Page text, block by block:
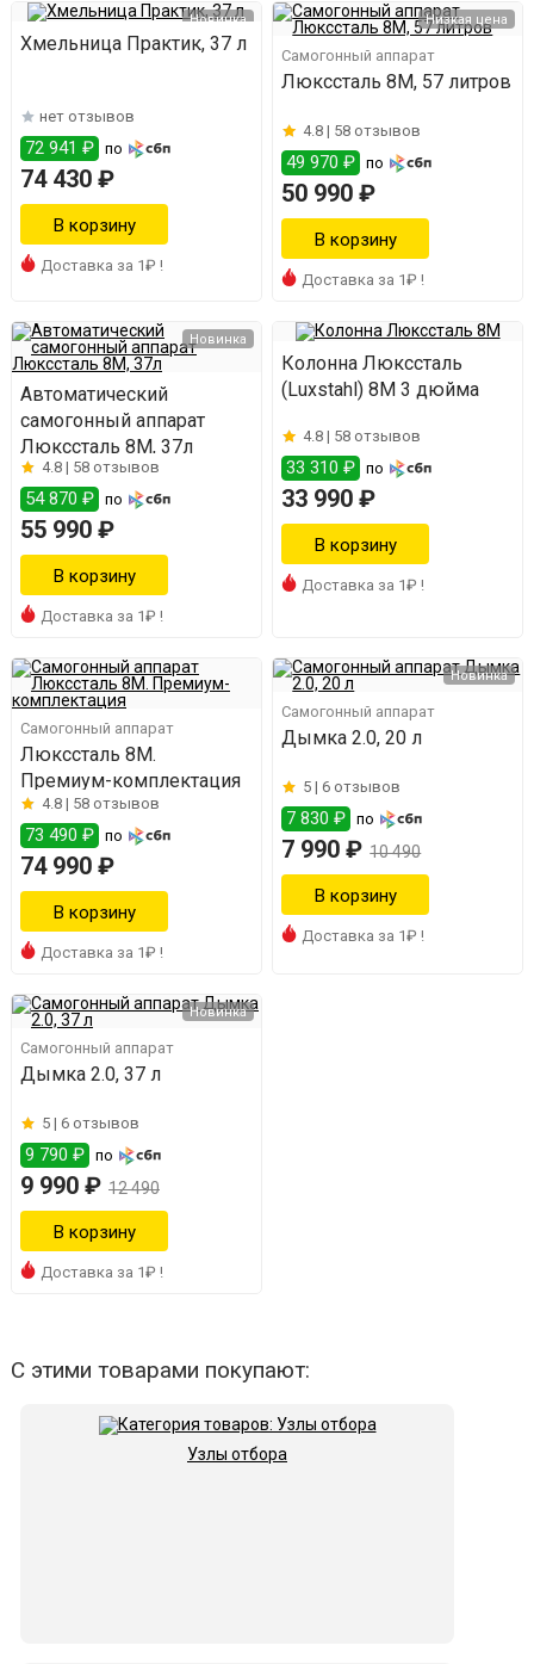
Новинка
Хмельница Практик, 37 л
нет отзывов
72 941 ₽ по
74 430 ₽
Доставка за 1₽ !
Низкая цена
Самогонный аппарат
Люкссталь 8М, 57 литров
4.8 | 58 отзывов
49 970 ₽ по
50 990 ₽
Доставка за 1₽ !
Новинка
Автоматический
самогонный аппарат
Люкссталь 8М, 37л
4.8 | 58 отзывов
54 870 ₽ по
55 990 ₽
Доставка за 1₽ !
Колонна Люкссталь
(Luxstahl) 8М 3 дюйма
4.8 | 58 отзывов
33 310 ₽ по
33 990 ₽
Доставка за 1₽ !
Самогонный аппарат
Люкссталь 8M.
Премиум-комплектация
4.8 | 58 отзывов
73 490 ₽ по
74 990 ₽
Доставка за 1₽ !
Новинка
Самогонный аппарат
Дымка 2.0, 20 л
5 |6 отзывов
7 830 ₽ по
7 990 ₽ 10 490
Доставка за 1₽ !
Новинка
Самогонный аппарат
Дымка 2.0, 37 л
5 | 6 отзывов
9 790 ₽ по
9 990 ₽ 12 490
Доставка за 1₽ !
С этими товарами покупают:
Узлы отбора